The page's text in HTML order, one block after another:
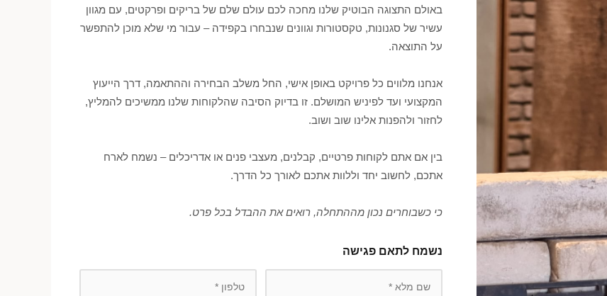
באולם התצוגה הבוטיק שלנו מחכה לכם עולם שלם של בריקים ופרקטים, עם מגוון
עשיר של סגנונות, טקסטורות וגוונים שנבחרו בקפידה – עבור מי שלא מוכן להתפשר
על התוצאה.
אנחנו מלווים כל פרויקט באופן אישי, החל משלב הבחירה וההתאמה, דרך הייעוץ
המקצועי ועד לפיניש המושלם. זו בדיוק הסיבה שהלקוחות שלנו ממשיכים להמליץ,
לחזור ולהפנות אלינו שוב ושוב.
בין אם אתם לקוחות פרטיים, קבלנים, מעצבי פנים או אדריכלים – נשמח לארח
אתכם, לחשוב יחד וללוות אתכם לאורך כל הדרך.
כי כשבוחרים נכון מההתחלה, רואים את ההבדל בכל פרט.
נשמח לתאם פגישה